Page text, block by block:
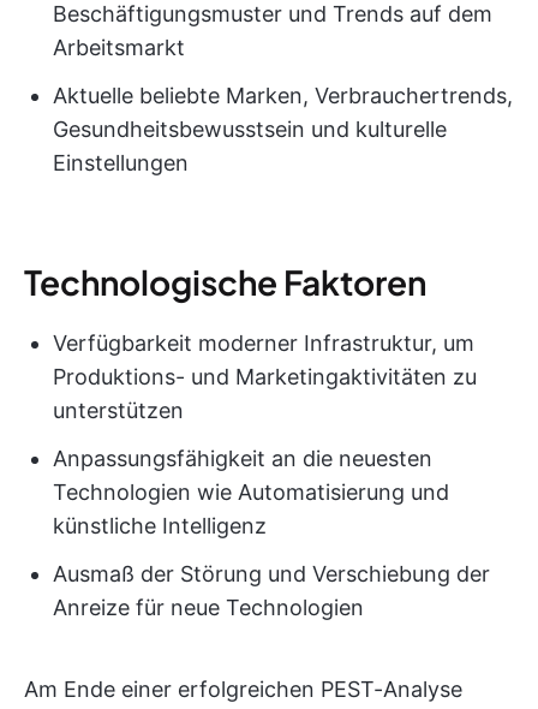
Beschäftigungsmuster und Trends auf dem
Arbeitsmarkt
Aktuelle beliebte Marken, Verbrauchertrends,
Gesundheitsbewusstsein und kulturelle
Einstellungen
Technologische Faktoren
Verfügbarkeit moderner Infrastruktur, um
Produktions- und Marketingaktivitäten zu
unterstützen
Anpassungsfähigkeit an die neuesten
Technologien wie Automatisierung und
künstliche Intelligenz
Ausmaß der Störung und Verschiebung der
Anreize für neue Technologien
Am Ende einer erfolgreichen PEST-Analyse